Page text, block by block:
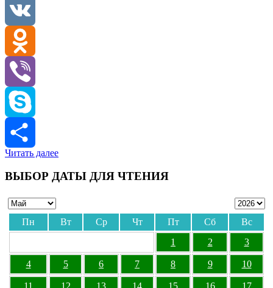
Telegram
VK
Odnoklassniki
Viber
Skype
Читать далее
ВЫБОР ДАТЫ ДЛЯ ЧТЕНИЯ
Пн Вт Ср Чт Пт Сб
Вс
1
2 3
4 5 6 7 8 9 10
11 12 13 14 15 16 17